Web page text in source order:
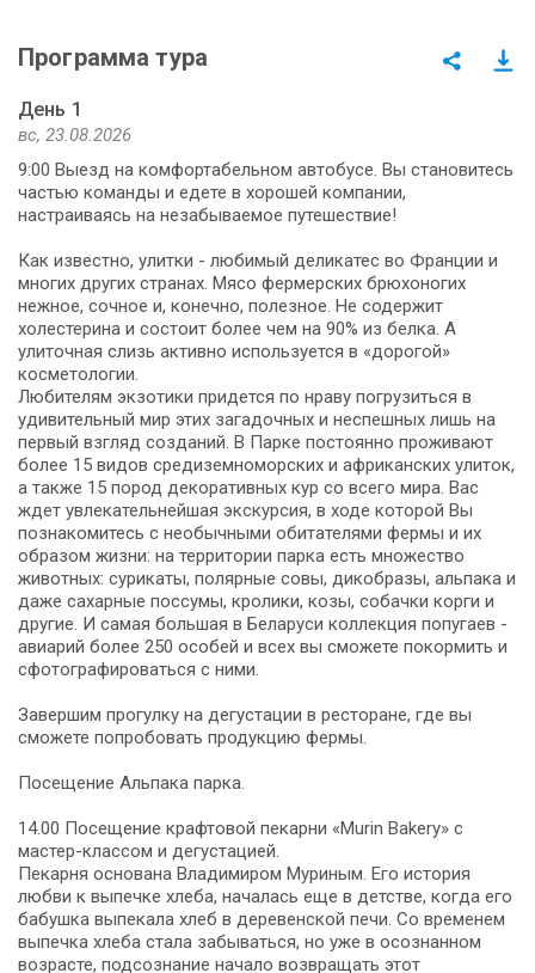
Программа тура
День 1
вс, 23.08.2026
9:00 Выезд на комфортабельном автобусе. Вы становитесь
частью команды и едете в хорошей компании,
настраиваясь на незабываемое путешествие!
Как известно, улитки - любимый деликатес во Франции и
многих других странах. Мясо фермерских брюхоногих
нежное, сочное и, конечно, полезное. Не содержит
холестерина и состоит более чем на 90% из белка. А
улиточная слизь активно используется в «дорогой»
косметологии.
Любителям экзотики придется по нраву погрузиться в
удивительный мир этих загадочных и неспешных лишь на
первый взгляд созданий. В Парке постоянно проживают
более 15 видов средиземноморских и африканских улиток,
а также 15 пород декоративных кур со всего мира. Вас
ждет увлекательнейшая экскурсия, в ходе которой Вы
познакомитесь с необычными обитателями фермы и их
образом жизни: на территории парка есть множество
животных: сурикаты, полярные совы, дикобразы, альпака и
даже сахарные поссумы, кролики, козы, собачки корги и
другие. И самая большая в Беларуси коллекция попугаев -
авиарий более 250 особей и всех вы сможете покормить и
сфотографироваться с ними.
Завершим прогулку на дегустации в ресторане, где вы
сможете попробовать продукцию фермы.
Посещение Альпака парка.
14.00 Посещение крафтовой пекарни «Murin Bakery» с
мастер-классом и дегустацией.
Пекарня основана Владимиром Муриным. Его история
любви к выпечке хлеба, началась еще в детстве, когда его
бабушка выпекала хлеб в деревенской печи. Со временем
выпечка хлеба стала забываться, но уже в осознанном
возрасте, подсознание начало возвращать этот